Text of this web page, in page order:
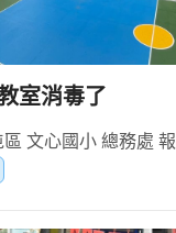
室消毒了
區 文心國小 總務處